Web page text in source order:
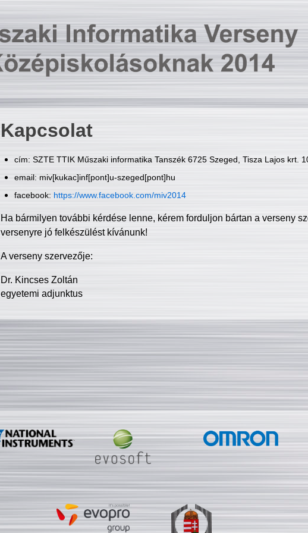
Kapcsolat
cím: SZTE TTIK Műszaki informatika Tanszék 6725 Szeged, Tisza Lajos krt.
email: miv[kukac]inf[pont]u-szeged[pont]hu
facebook: https://www.facebook.com/miv2014
Ha bármilyen további kérdése lenne, kérem forduljon bártan a verseny
versenyre jó felkészülést kívánunk!
A verseny szervezője:
Dr. Kincses Zoltán
egyetemi adjunktus